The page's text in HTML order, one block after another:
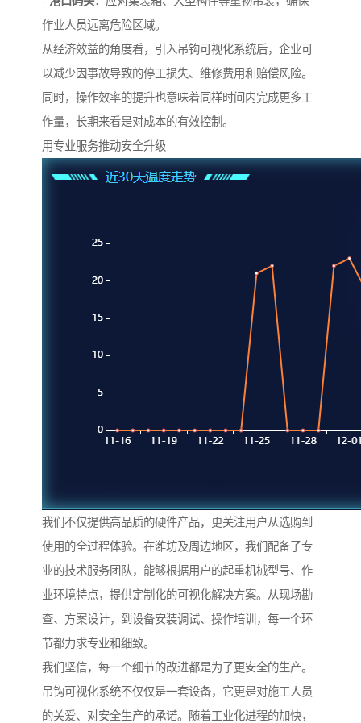
作业人员远离危险区域。
从经济效益的角度看，引入吊钩可视化系统后，企业可
以减少因事故导致的停工损失、维修费用和赔偿风险。
同时，操作效率的提升也意味着同样时间内完成更多工
作量，长期来看是对成本的有效控制。
用专业服务推动安全升级
我们不仅提供高品质的硬件产品，更关注用户从选购到
使用的全过程体验。在潍坊及周边地区，我们配备了专
业的技术服务团队，能够根据用户的起重机械型号、作
业环境特点，提供定制化的可视化解决方案。从现场勘
查、方案设计，到设备安装调试、操作培训，每一个环
节都力求专业和细致。
我们坚信，每一个细节的改进都是为了更安全的生产。
吊钩可视化系统不仅仅是一套设备，它更是对施工人员
的关爱、对安全生产的承诺。随着工业化进程的加快，